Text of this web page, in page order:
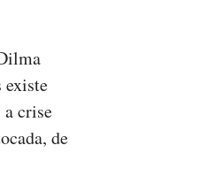
existe
a crise
de